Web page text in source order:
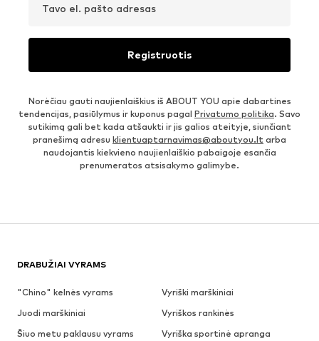
Tavo el. pašto adresas
Registruotis
Norėčiau gauti naujienlaiškius iš ABOUT YOU apie dabartines
tendencijas, pasiūlymus ir kuponus pagal Privatumo politika. Savo
sutikimą gali bet kada atšaukti ir jis galios ateityje, siunčiant
pranešimą adresu klientuaptarnavimas@aboutyou.lt arba
naudojantis kiekvieno naujienlaiškio pabaigoje esančia
prenumeratos atsisakymo galimybe.
DRABUŽIAI VYRAMS
"Chino" kelnės vyrams
Vyriški marškiniai
Juodi marškiniai
Vyriškos rankinės
Šiuo metu paklausu vyrams
Vyriška sportinė apranga